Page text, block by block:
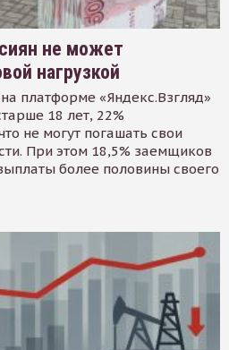
не может
нагрузкой
платформе «Яндекс.Взгляд»
18 лет, 22%
не могут погашать свои
При этом 18,5% заемщиков
более половины своего